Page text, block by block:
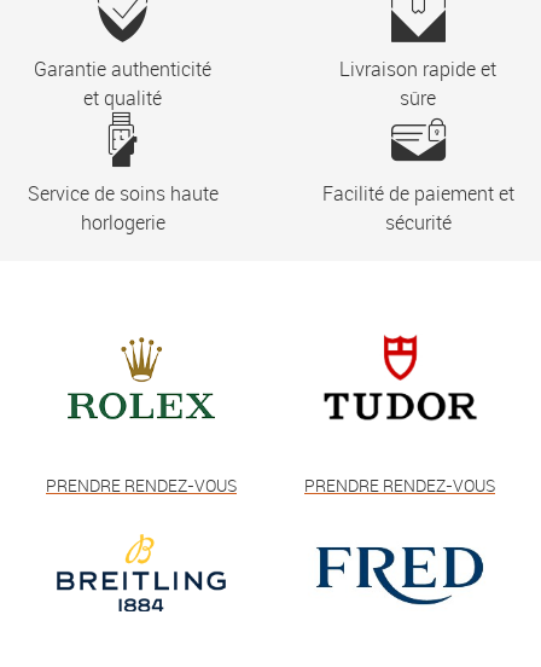
Garantie authenticité
et qualité
Livraison rapide et
sûre
Service de soins haute
horlogerie
Facilité de paiement et
sécurité
PRENDRE RENDEZ-VOUS PRENDRE RENDEZ-VOUS